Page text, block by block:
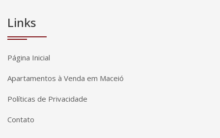
Links
Página Inicial
Apartamentos à Venda em Maceió
Políticas de Privacidade
Contato